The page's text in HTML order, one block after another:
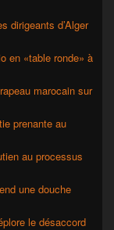
dirigeants d’Alger
en «table ronde» à
marocain sur
prenante au
au processus
une douche
le désaccord